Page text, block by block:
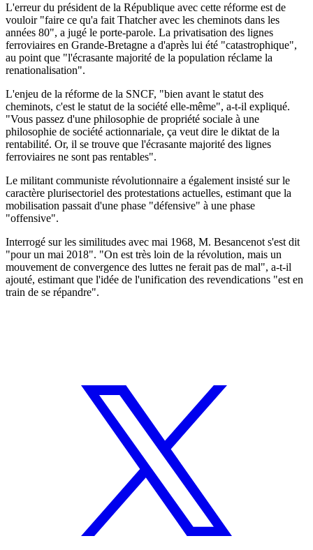
L'erreur du président de la République avec cette réforme est de
vouloir "faire ce qu'a fait Thatcher avec les cheminots dans les
années 80", a jugé le porte-parole. La privatisation des lignes
ferroviaires en Grande-Bretagne a d'après lui été "catastrophique",
au point que "l'écrasante majorité de la population réclame la
renationalisation".
L'enjeu de la réforme de la SNCF, "bien avant le statut des
cheminots, c'est le statut de la société elle-même", a-t-il expliqué.
"Vous passez d'une philosophie de propriété sociale à une
philosophie de société actionnariale, ça veut dire le diktat de la
rentabilité. Or, il se trouve que l'écrasante majorité des lignes
ferroviaires ne sont pas rentables".
Le militant communiste révolutionnaire a également insisté sur le
caractère plurisectoriel des protestations actuelles, estimant que la
mobilisation passait d'une phase "défensive" à une phase
"offensive".
Interrogé sur les similitudes avec mai 1968, M. Besancenot s'est dit
"pour un mai 2018". "On est très loin de la révolution, mais un
mouvement de convergence des luttes ne ferait pas de mal", a-t-il
ajouté, estimant que l'idée de l'unification des revendications "est en
train de se répandre".